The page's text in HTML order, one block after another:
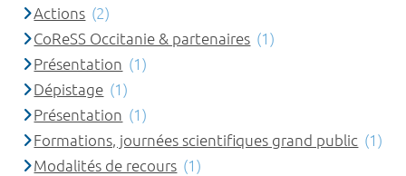
Actions (2)
CoReSS Occitanie & partenaires (1)
Présentation (1)
Dépistage (1)
Présentation (1)
Formations, journées scientifiques grand public (1)
Modalités de recours (1)